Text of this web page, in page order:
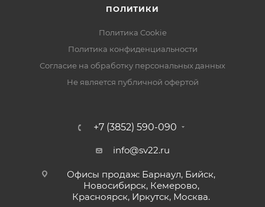
ПОЛИТИКИ
Политика Cookie
Политика конфиденциальности
Согласие на обработку персональных данных
Не является публичной офертой
+7 (3852) 590-090
info@sv22.ru
Офисы продаж: Барнаул, Бийск,
Новосибирск, Кемерово,
Красноярск, Иркутск, Москва.